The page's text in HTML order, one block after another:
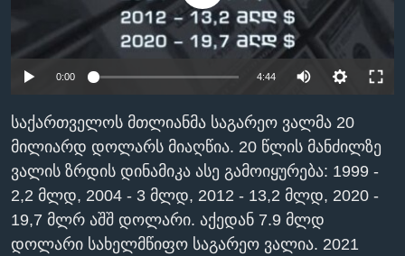
ᲡᲢᲣᲓᲘᲐ ᲕᲐᲨᲘᲜᲒᲢᲝᲜᲘ
ᲔᲙᲝᲜᲝᲛᲘᲙᲐ
ᲯᲐᲜᲛᲠᲗᲔᲚᲝᲑᲐ
ᲛᲔᲪᲜᲘᲔᲠᲔᲑᲐ
ᲘᲜᲢᲔᲠᲕᲘᲣ
ᲙᲣᲚᲢᲣᲠᲐ
ᲒᲐᲚᲘᲚᲔᲝ
ᲓᲔᲖᲘᲜᲤᲝᲠᲛᲐᲪᲘᲐ
Learning English
ᲗᲕᲐᲚᲘ ᲒᲕᲐᲓᲔᲕᲜᲔᲗ
ენები
0:00 4:44
საქართველოს მთლიანმა საგარეო ვალმა 20
მილიარდ დოლარს მიაღწია. 20 წლის მანძილზე
ვალის ზრდის დინამიკა ასე გამოიყურება: 1999 -
2,2 მლდ, 2004 - 3 მლდ, 2012 - 13,2 მლდ, 2020 -
19,7 მლრ აშშ დოლარი. აქედან 7.9 მლდ
დოლარი სახელმწიფო საგარეო ვალია. 2021